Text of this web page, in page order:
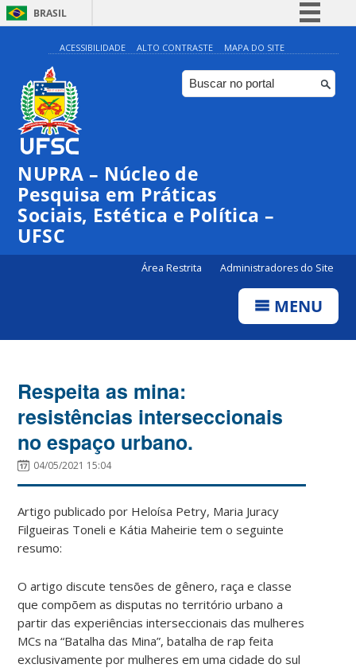
BRASIL
Simplifique!
Comunica BR
Participe
ACESSIBILIDADE ALTO CONTRASTE MAPA DO SITE
NUPRA – Núcleo de
Pesquisa em Práticas
Sociais, Estética e Política –
UFSC
Área Restrita Administradores do Site
MENU
Respeita as mina:
resistências interseccionais
no espaço urbano.
04/05/2021 15:04
Artigo publicado por Heloísa Petry, Maria Juracy
Filgueiras Toneli e Kátia Maheirie tem o seguinte
resumo:
O artigo discute tensões de gênero, raça e classe
que compõem as disputas no território urbano a
partir das experiências interseccionais das mulheres
MCs na “Batalha das Mina”, batalha de rap feita
exclusivamente por mulheres em uma cidade do sul